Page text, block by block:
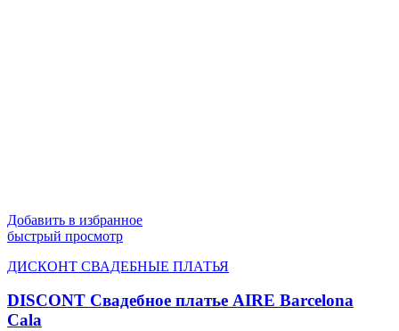
Добавить в избранное
быстрый просмотр
ДИСКОНТ СВАДЕБНЫЕ ПЛАТЬЯ
DISCONT Свадебное платье AIRE Barcelona
Cala